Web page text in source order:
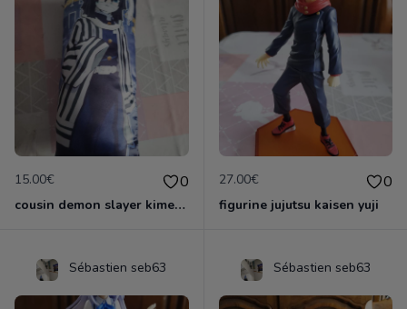
15.00€ 0
cousin demon slayer kimestsu neuf
27.00€ 0
figurine jujutsu kaisen yuji
Sébastien seb63 Sébastien seb63